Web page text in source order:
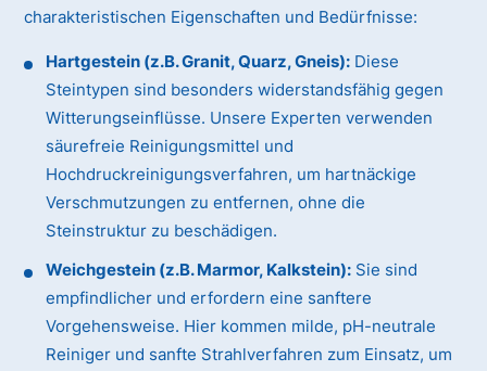
charakteristischen Eigenschaften und Bedürfnisse:
Hartgestein (z.B. Granit, Quarz, Gneis): Diese
Steintypen sind besonders widerstandsfähig gegen
Witterungseinflüsse. Unsere Experten verwenden
säurefreie Reinigungsmittel und
Hochdruckreinigungsverfahren, um hartnäckige
Verschmutzungen zu entfernen, ohne die
Steinstruktur zu beschädigen.
Weichgestein (z.B. Marmor, Kalkstein): Sie sind
empfindlicher und erfordern eine sanftere
Vorgehensweise. Hier kommen milde, pH-neutrale
Reiniger und sanfte Strahlverfahren zum Einsatz, um